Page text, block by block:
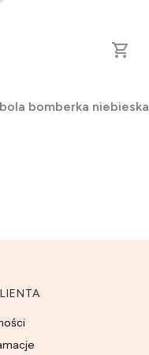
bomberka niebieska